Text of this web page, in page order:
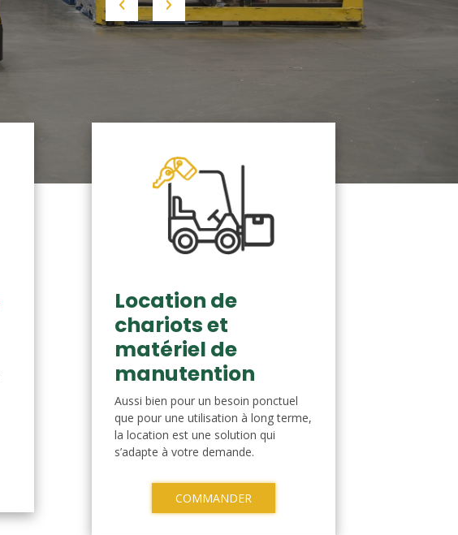
Location de
chariots et
matériel de
manutention
Aussi bien pour un besoin ponctuel
que pour une utilisation à long terme,
la location est une solution qui
s’adapte à votre demande.
COMMANDER